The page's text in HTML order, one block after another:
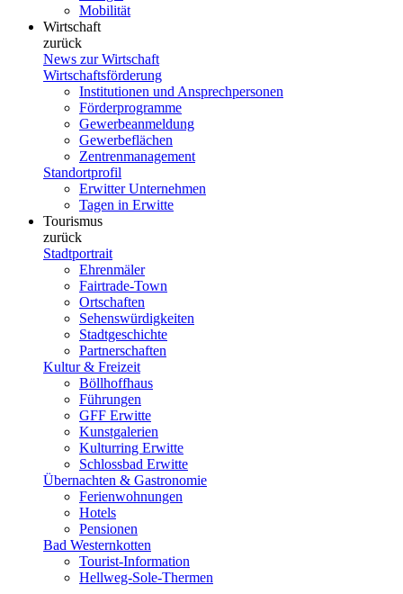
Mobilität
Wirtschaft
zurück
News zur Wirtschaft
Wirtschaftsförderung
Institutionen und Ansprechpersonen
Förderprogramme
Gewerbeanmeldung
Gewerbeflächen
Zentrenmanagement
Standortprofil
Erwitter Unternehmen
Tagen in Erwitte
Tourismus
zurück
Stadtportrait
Ehrenmäler
Fairtrade-Town
Ortschaften
Sehenswürdigkeiten
Stadtgeschichte
Partnerschaften
Kultur & Freizeit
Böllhoffhaus
Führungen
GFF Erwitte
Kunstgalerien
Kulturring Erwitte
Schlossbad Erwitte
Übernachten & Gastronomie
Ferienwohnungen
Hotels
Pensionen
Bad Westernkotten
Tourist-Information
Hellweg-Sole-Thermen